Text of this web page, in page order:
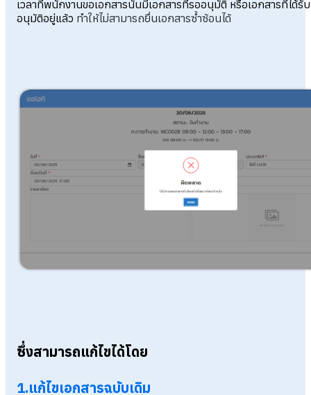
เวลาที่พนักงานขอเอกสารนั้นมีเอกสารที่รออนุมัติ หรือเอกสารที่ได้รับ
อนุมัติอยู่แล้ว ทำให้ไม่สามารถยื่นเอกสารซ้ำซ้อนได้
ซึ่งสามารถแก้ไขได้โดย
1.แก้ไขเอกสารฉบับเดิม